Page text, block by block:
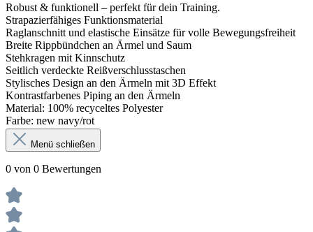
Robust & funktionell – perfekt für dein Training.
Strapazierfähiges Funktionsmaterial
Raglanschnitt und elastische Einsätze für volle Bewegungsfreiheit
Breite Rippbündchen an Ärmel und Saum
Stehkragen mit Kinnschutz
Seitlich verdeckte Reißverschlusstaschen
Stylisches Design an den Ärmeln mit 3D Effekt
Kontrastfarbenes Piping an den Ärmeln
Material: 100% recyceltes Polyester
Farbe: new navy/rot
Menü schließen
0 von 0 Bewertungen